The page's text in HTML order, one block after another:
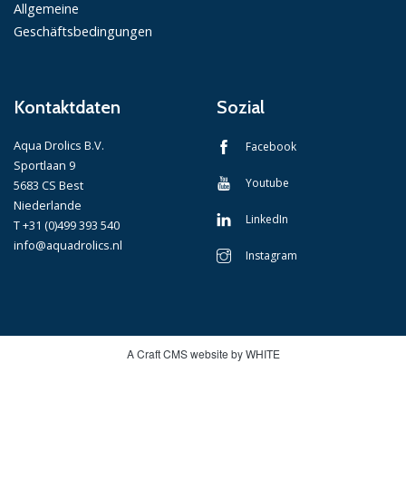
Allgemeine
Geschäftsbedingungen
Kontaktdaten
Aqua Drolics B.V.
Sportlaan 9
5683 CS Best
Niederlande
T +31 (0)499 393 540
info@aquadrolics.nl
Sozial
Facebook
Youtube
LinkedIn
Instagram
A Craft CMS website by WHITE